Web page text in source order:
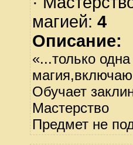
магией: 4
Описание:
«...только
Обучает
Мастерство
Предмет не